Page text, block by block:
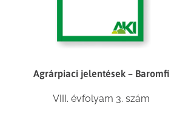
Agrárpiaci jelentések – Baromfi
VIII. évfolyam 3. szám